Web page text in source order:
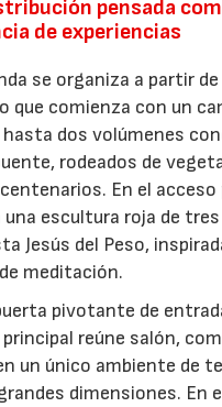
pensada
de experiencias
se organiza a partir de
que comienza con un
hasta dos volúmenes
rodeados de
En el acceso
una escultura roja de
Jesús del Peso,
meditación.
pivotante de
reúne salón,
un único ambiente de
dimensiones. En